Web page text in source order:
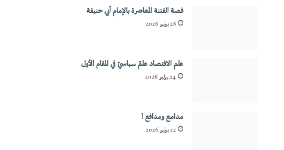
قصة الفتنة المعاصرة بالإمام أبي حنيفة
28 يوليو 2026
علم الاقتصاد علمٌ سياسيٌ في المقام الأول
24 يوليو 2026
مدامع ومدافع !
22 يوليو 2026